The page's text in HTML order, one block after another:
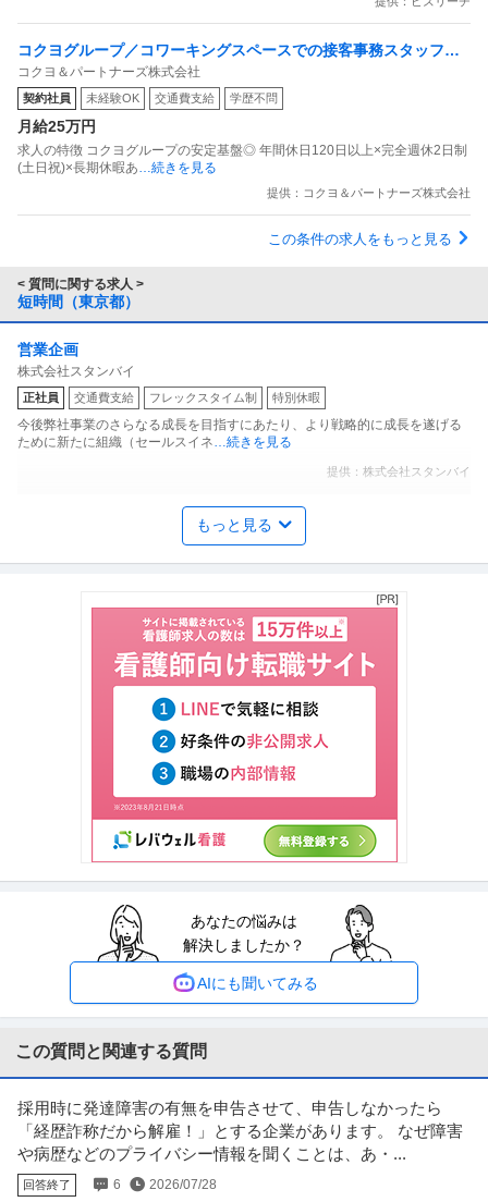
コクヨグループ／コワーキングスペースでの接客事務スタッフ／
月給25万円以上／完全週休2日制／年休120日以上／残業ほぼ0時
間／未経験OK／事務／受付系求人
コクヨ＆パートナーズ株式会社
契約社員 未経験OK 交通費支給 学歴不問
月給25万円
求人の特徴 コクヨグループの安定基盤◎ 年間休日120日以上×完全週休2日制
(土日祝)×長期休暇あ…続きを見る
提供：コクヨ＆パートナーズ株式会社
この条件の求人をもっと見る
< 質問に関する求人 >
短時間（東京都）
営業企画
株式会社スタンバイ
正社員 交通費支給 フレックスタイム制 特別休暇
今後弊社事業のさらなる成長を目指すにあたり、より戦略的に成長を遂げる
ために新たに組織（セールスイネ…続きを見る
提供：株式会社スタンバイ
セールスイネーブルメント
今後スタンバイ事業のさらなる成長を目指すにあたり、より戦略的に成長を
遂げるために新たに組織（セール…続きを見る
提供：株式会社スタンバイ
経理（財務会計） ／ オープンポジション：管理（事務）大規模な
社会インフラを支える／時短や在宅勤務など／安定して働き続け
在宅ワーク キャリアアップ制度 リモートワーク
年収800万円〜1,100万円
【職種】管理＞経理（財務会計） 【業種】メーカー＞素材 ※会員属性などに
応じ、当該求人をビズリーチ
提供：ビズリーチ
SE（Web・オープン系） ／ 「フルリモート／副業OK」Webアプ
リケーションをリードするフルスタックエンジニア／PM・PL候
補／120H構想で月40Hを自己研鑽に／常識をHACKし／顧客と共
創する新しい働き方
株式会社エミシス
未経験OK U・IターンOK フルリモート
年収800万円〜1,100万円
【職種】IT技術職＞SE（Web・オープン系） 【業種】IT・インターネット＞
SIer ※会員属性…続きを見る
金融事務（業務・管理） ／ 「3－6－9－12月入社」拠点運営サポ
ート業務
株式会社三菱UFJ銀行
研修あり 育児サポートあり グローバル企業
年収400万円〜600万円
【職種】金融＞金融事務（業務・管理） 【業種】金融＞銀行・信託銀行 ※会
員属性などに応じ、当該求人…続きを見る
もっと見る
あなたの悩みは
解決しましたか？
AIにも聞いてみる
この質問と関連する質問
採用時に発達障害の有無を申告させて、申告しなかったら
「経歴詐称だから解雇！」とする企業があります。 なぜ障害
や病歴などのプライバシー情報を聞くことは、あ・...
回答終了 6 2026/07/28